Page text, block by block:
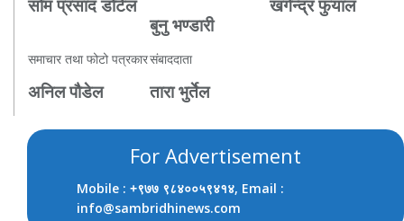
सोम प्रसाद डोटेल
बुनु भण्डारी
खगेन्द्र फुयाल
समाचार तथा फोटो पत्रकार
अनिल पौडेल
संबाददाता
तारा भुर्तेल
For Advertisement
Mobile : +९७७ ९८४००५९४१४, Email :
info@sambridhinews.com